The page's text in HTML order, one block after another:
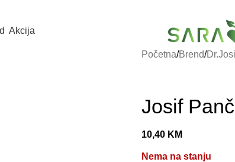
Akcija
Početna/Brend/
Josif
10,40 KM
Nema na stanju